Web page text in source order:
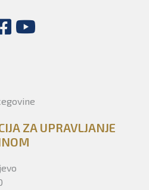
ZA UPRAVLJANJE